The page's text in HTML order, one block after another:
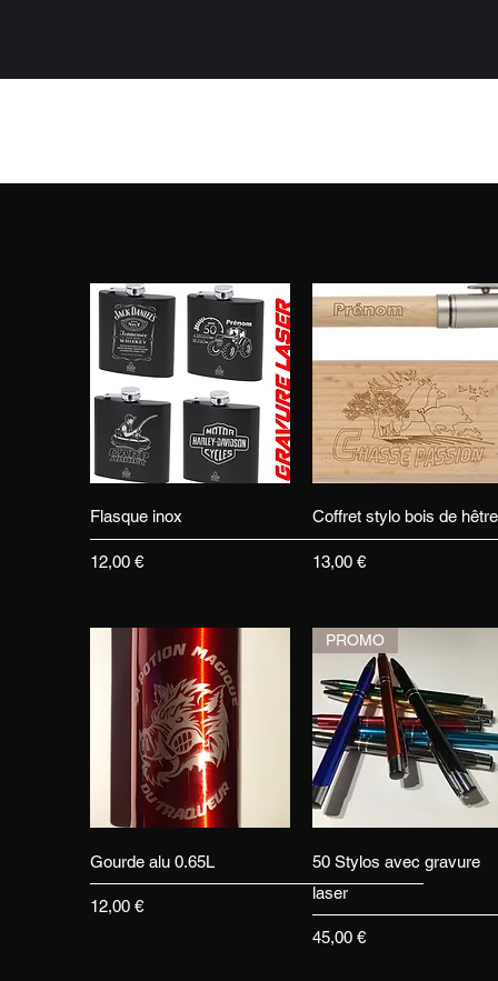
Aperçu rapide
Flasque inox
Prix
12,00 €
Aperçu rapide
Coffret stylo bois de
Prix
13,00 €
Aperçu rapide
Gourde alu 0.65L
Prix
12,00 €
Aperçu rapide
PROMO
50 Stylos avec gravure
laser
Prix
45,00 €